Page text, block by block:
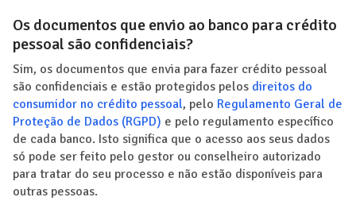
Os documentos que envio ao banco para crédito
pessoal são confidenciais?
Sim, os documentos que envia para fazer crédito pessoal
são confidenciais e estão protegidos pelos direitos do
consumidor no crédito pessoal, pelo Regulamento Geral de
Proteção de Dados (RGPD) e pelo regulamento específico
de cada banco. Isto significa que o acesso aos seus dados
só pode ser feito pelo gestor ou conselheiro autorizado
para tratar do seu processo e não estão disponíveis para
outras pessoas.